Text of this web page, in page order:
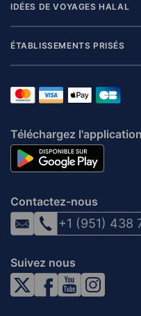
IDÉES DE VOYAGES HALAL
ÉTABLISSEMENTS PRISÉS
Téléchargez
Contactez-nous
+1 (951) 438
Suivez nous